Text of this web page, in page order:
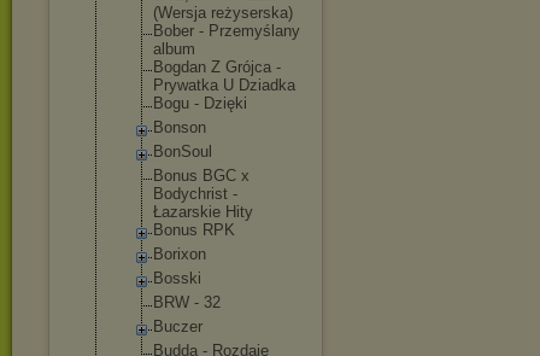
(Wersja reżyserska)
Bober - Przemyślany
album
Bogdan Z Grójca -
Prywatka U Dziadka
Bogu - Dzięki
Bonson
BonSoul
Bonus BGC x
Bodychrist -
Łazarskie Hity
Bonus RPK
Borixon
Bosski
BRW - 32
Buczer
Budda - Rozdaję